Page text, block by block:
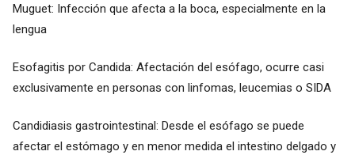
Muguet: Infección que afecta a la boca, especialmente en la
lengua
Esofagitis por Candida: Afectación del esófago, ocurre casi
exclusivamente en personas con linfomas, leucemias o SIDA
Candidiasis gastrointestinal: Desde el esófago se puede
afectar el estómago y en menor medida el intestino delgado y